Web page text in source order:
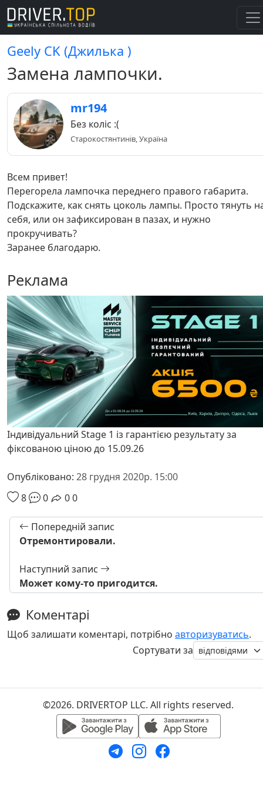
Geely CK (Джилька )
Замена лампочки.
mr194
Без коліс :(
Старокостянтинів, Україна
Всем привет!
Перегорела лампочка переднего правого габарита.
Подскажите, как снять цоколь лампы. Просто тянуть
себя, или он зафиксирован в пазах, и нужно
прокручивать?
Заранее благодарю.
Реклама
Індивідуальний Stage 1 із гарантією результату за
фіксованою ціною до 15.09.26
Опубліковано: 28 грудня 2020р. 15:00
8
0 00
Попередній запис
Отремонтировали.
Наступний запис
Может кому-то пригодится.
Коментарі
Щоб залишати коментарі, потрібно авторизуватись.
Сортувати за
©2026. DRIVERTOP LLC. All rights reserved.